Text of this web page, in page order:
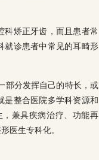
科矫正牙齿，而且患者常
就诊患者中常见的耳畸形
部分发挥自己的特长，或
是整合医院多学科资源和
兼具疾病治疗、功能再
医生专科化。